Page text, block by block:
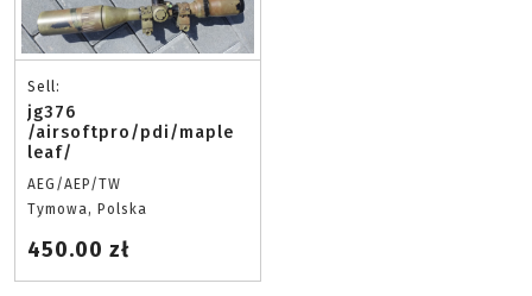
Sell:
jg376
/airsoftpro/pdi/maple
leaf/
AEG/AEP/TW
Tymowa, Polska
450.00 zł